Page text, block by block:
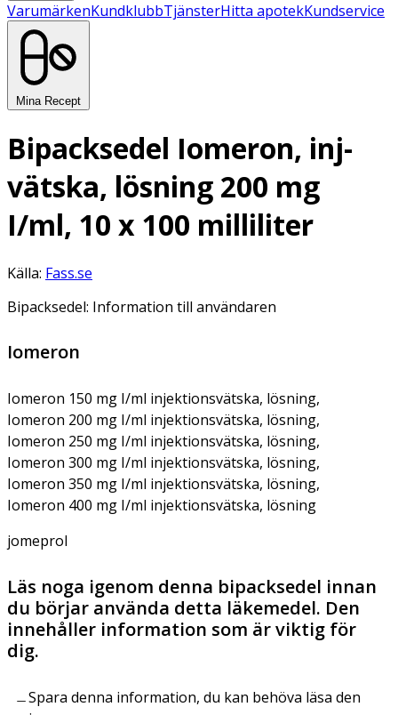
VarumärkenKundklubbTjänsterHitta apotekKundservice
Mina Recept
Bipacksedel Iomeron, inj-
vätska, lösning 200 mg
I/ml, 10 x 100 milliliter
Källa: Fass.se
Bipacksedel: Information till användaren
Iomeron
Iomeron 150 mg I/ml injektionsvätska, lösning,
Iomeron 200 mg I/ml injektionsvätska, lösning,
Iomeron 250 mg I/ml injektionsvätska, lösning,
Iomeron 300 mg I/ml injektionsvätska, lösning,
Iomeron 350 mg I/ml injektionsvätska, lösning,
Iomeron 400 mg I/ml injektionsvätska, lösning
jomeprol
Läs noga igenom denna bipacksedel innan
du börjar använda detta läkemedel. Den
innehåller information som är viktig för
dig.
Spara denna information, du kan behöva läsa den